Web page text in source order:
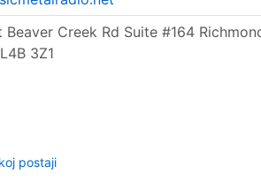
Beaver Creek Rd Suite #164
3Z1
postaji